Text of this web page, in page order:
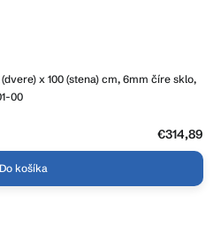
x 100 (stena) cm, 6mm číre sklo,
00
€314,89
Do košíka